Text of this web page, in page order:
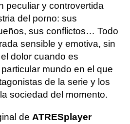
peculiar y controvertida
del porno: sus
sus conflictos… Todo
sensible y emotiva, sin
dolor cuando es
mundo en el que
de la serie y los
sociedad del momento.
de ATRESplayer